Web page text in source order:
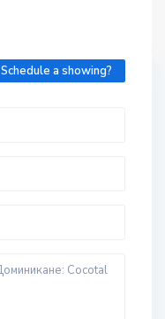
Schedule a showing?